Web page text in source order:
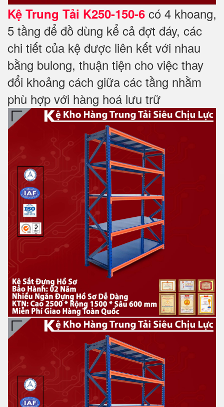
Kệ Trung Tải K250-150-6 có 4 khoang,
5 tầng để đồ dùng kể cả đợt đáy, các
chi tiết của kệ được liên kết với nhau
bằng bulong, thuận tiện cho việc thay
đổi khoảng cách giữa các tầng nhằm
phù hợp với hàng hoá lưu trữ